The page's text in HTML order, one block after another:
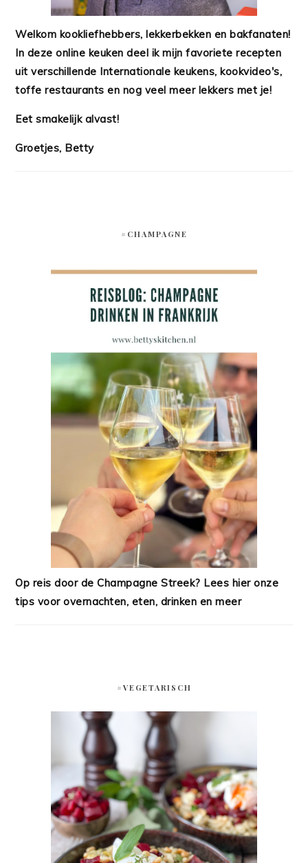
Welkom kookliefhebbers, lekkerbekken en bakfanaten!
In deze online keuken deel ik mijn favoriete recepten
uit verschillende Internationale keukens, kookvideo's,
toffe restaurants en nog veel meer lekkers met je!
Eet smakelijk alvast!
Groetjes, Betty
#CHAMPAGNE
Op reis door de Champagne Streek? Lees hier onze
tips voor overnachten, eten, drinken en meer
#VEGETARISCH